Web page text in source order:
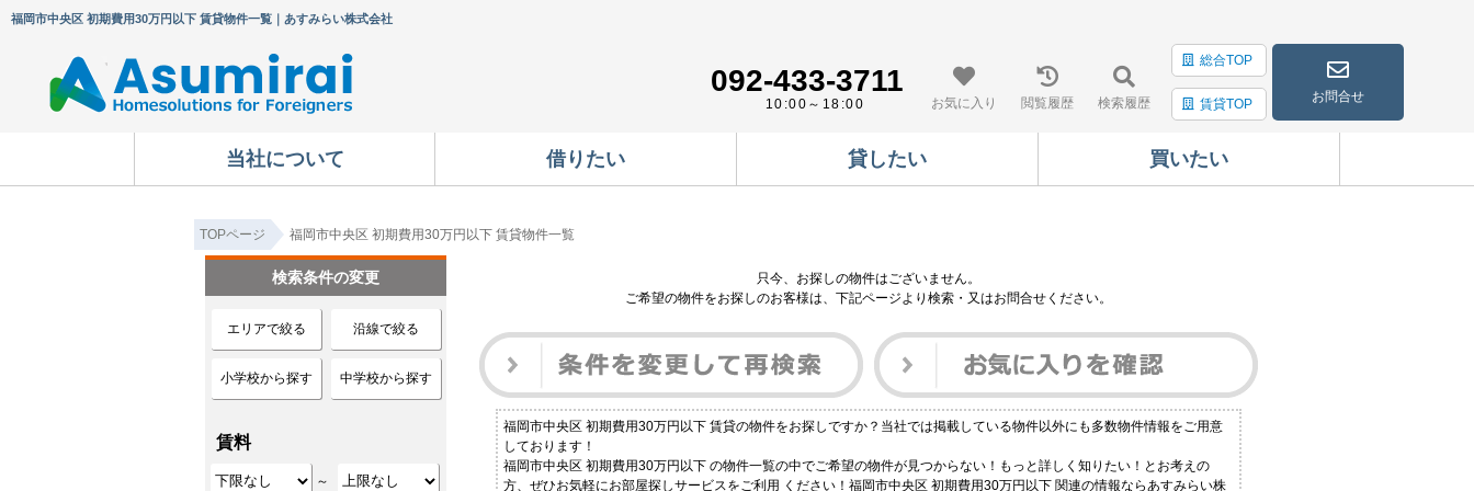
福岡市中央区 初期費用30万円以下 賃貸物件一覧｜あすみらい株式会社
092-433-3711
10:00～18:00 お気に入り 閲覧履歴 検索履歴
総合TOP
賃貸TOP お問合せ
当社について 借りたい 貸したい 買いたい
TOPページ 福岡市中央区 初期費用30万円以下 賃貸物件一覧
只今、お探しの物件はございません。
ご希望の物件をお探しのお客様は、下記ページより検索・又はお問合せください。
福岡市中央区 初期費用30万円以下 賃貸の物件をお探しですか？当社では掲載している物件以外にも多数物件情報をご用意
しております！
福岡市中央区 初期費用30万円以下 の物件一覧の中でご希望の物件が見つからない！もっと詳しく知りたい！とお考えの
方、ぜひお気軽にお部屋探しサービスをご利用 ください！福岡市中央区 初期費用30万円以下 関連の情報ならあすみらい株
検索条件の変更
エリアで絞る 沿線で絞る
小学校から探す 中学校から探す
賃料
～